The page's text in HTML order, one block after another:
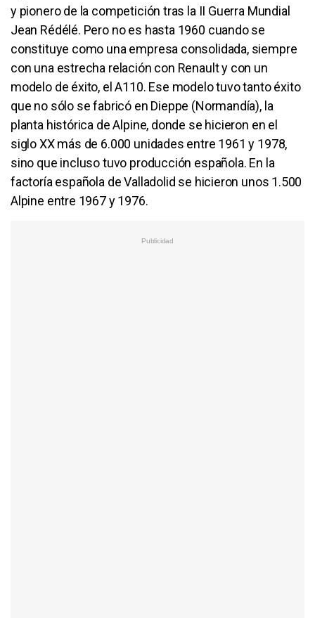
y pionero de la competición tras la II Guerra Mundial
Jean Rédélé. Pero no es hasta 1960 cuando se
constituye como una empresa consolidada, siempre
con una estrecha relación con Renault y con un
modelo de éxito, el A110. Ese modelo tuvo tanto éxito
que no sólo se fabricó en Dieppe (Normandía), la
planta histórica de Alpine, donde se hicieron en el
siglo XX más de 6.000 unidades entre 1961 y 1978,
sino que incluso tuvo producción española. En la
factoría española de Valladolid se hicieron unos 1.500
Alpine entre 1967 y 1976.